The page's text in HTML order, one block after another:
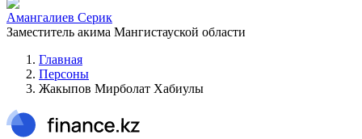
Амангалиев Серик
Заместитель акима Мангистауской области
Главная
Персоны
Жакыпов Мирболат Хабиулы